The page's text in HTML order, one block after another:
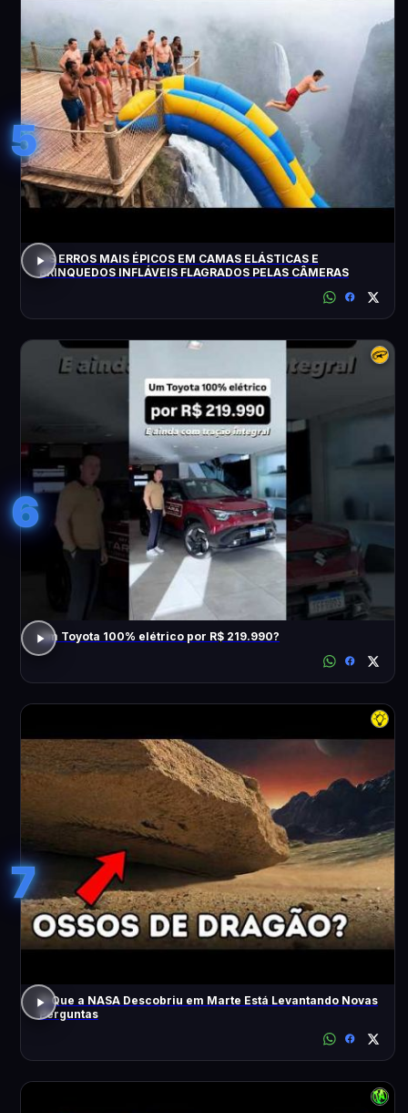
5
OS ERROS MAIS ÉPICOS EM CAMAS ELÁSTICAS E
BRINQUEDOS INFLÁVEIS FLAGRADOS PELAS CÂMERAS
6
Um Toyota 100% elétrico por R$ 219.990?
7
O Que a NASA Descobriu em Marte Está Levantando Novas
Perguntas